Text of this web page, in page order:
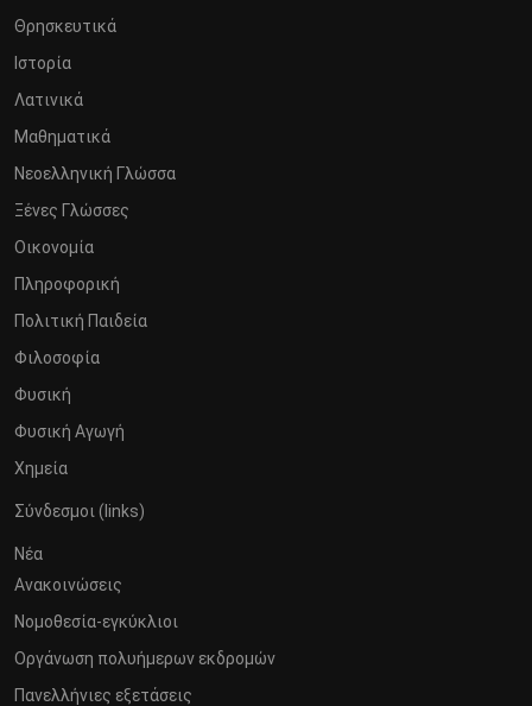
Θρησκευτικά
Ιστορία
Λατινικά
Μαθηματικά
Νεοελληνική Γλώσσα
Ξένες Γλώσσες
Οικονομία
Πληροφορική
Πολιτική Παιδεία
Φιλοσοφία
Φυσική
Φυσική Αγωγή
Χημεία
Σύνδεσμοι (links)
Νέα
Ανακοινώσεις
Νομοθεσία-εγκύκλιοι
Οργάνωση πολυήμερων εκδρομών
Πανελλήνιες εξετάσεις